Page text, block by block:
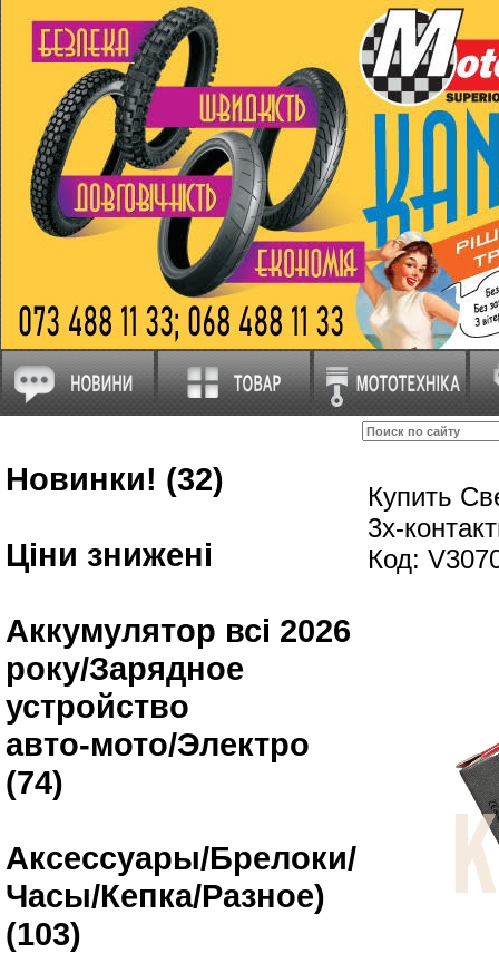
Новинки! (32)
Ціни знижені
Аккумулятор всі 2026
року/Зарядное
устройство
авто-мото/Электро
(74)
Аксессуары/Брелоки/
Часы/Кепка/Разное)
(103)
Купить
3х-
Код: